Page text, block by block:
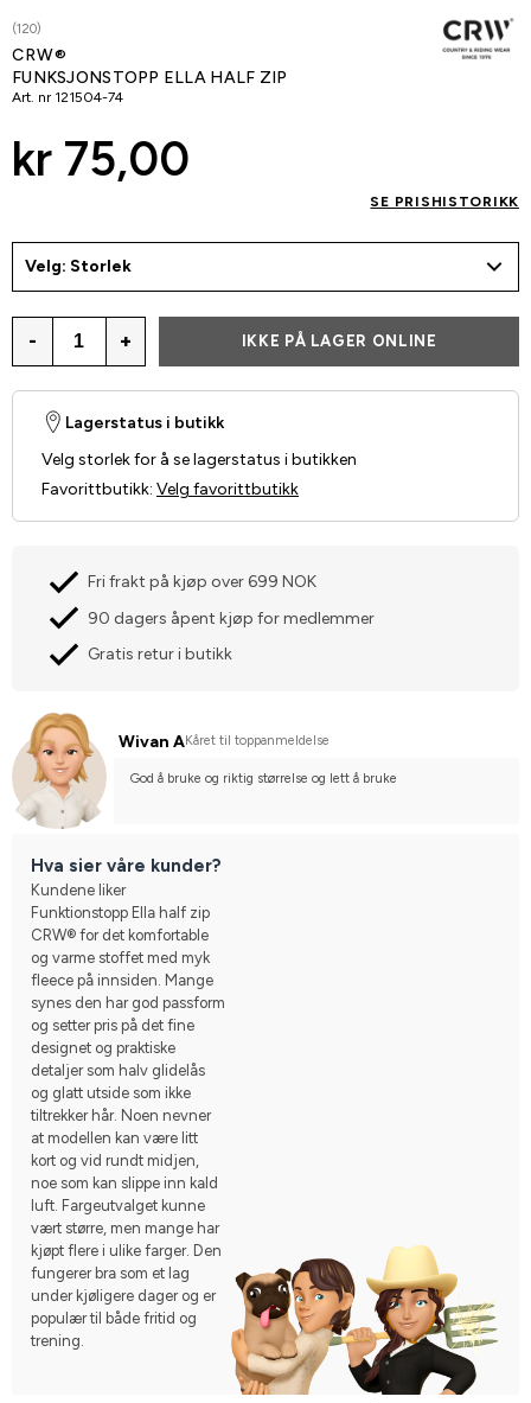
(120)
CRW®
FUNKSJONSTOPP ELLA HALF ZIP
Art. nr 121504-74
kr 75,00
SE PRISHISTORIKK
Velg: Storlek
- + IKKE PÅ LAGER ONLINE
Lagerstatus i butikk
Velg storlek for å se lagerstatus i butikken
Favorittbutikk: Velg favorittbutikk
Fri frakt på kjøp over 699 NOK
90 dagers åpent kjøp for medlemmer
Gratis retur i butikk
Wivan AKåret til toppanmeldelse
God å bruke og riktig størrelse og lett å bruke
Hva sier våre kunder?
Kundene liker
Funktionstopp Ella half zip
CRW® for det komfortable
og varme stoffet med myk
fleece på innsiden. Mange
synes den har god passform
og setter pris på det fine
designet og praktiske
detaljer som halv glidelås
og glatt utside som ikke
tiltrekker hår. Noen nevner
at modellen kan være litt
kort og vid rundt midjen,
noe som kan slippe inn kald
luft. Fargeutvalget kunne
vært større, men mange har
kjøpt flere i ulike farger. Den
fungerer bra som et lag
under kjøligere dager og er
populær til både fritid og
trening.